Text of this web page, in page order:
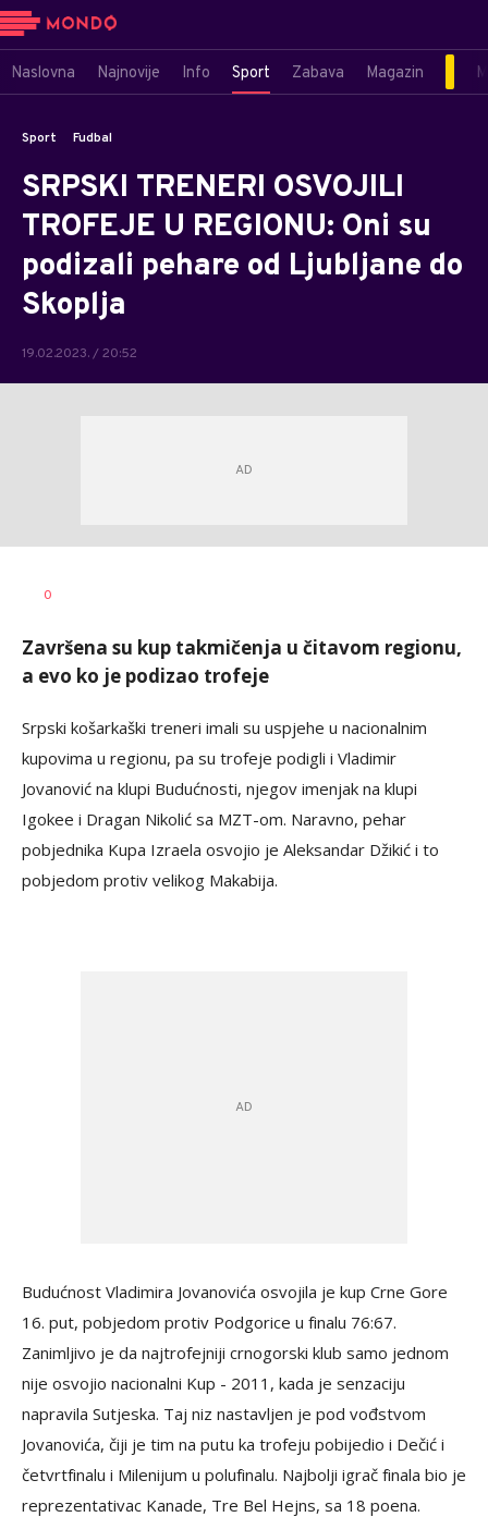
Naslovna Najnovije Info Sport Zabava Magazin
Sport Fudbal
SRPSKI TRENERI OSVOJILI
TROFEJE U REGIONU: Oni su
podizali pehare od Ljubljane do
Skoplja
19.02.2023. / 20:52
AUTOR
0
Završena su kup takmičenja u čitavom regionu,
a evo ko je podizao trofeje
Srpski košarkaški treneri imali su uspjehe u nacionalnim
kupovima u regionu, pa su trofeje podigli i Vladimir
Jovanović na klupi Budućnosti, njegov imenjak na klupi
Igokee i Dragan Nikolić sa MZT-om. Naravno, pehar
pobjednika Kupa Izraela osvojio je Aleksandar Džikić i to
pobjedom protiv velikog Makabija.
Budućnost Vladimira Jovanovića osvojila je kup Crne Gore
16. put, pobjedom protiv Podgorice u finalu 76:67.
Zanimljivo je da najtrofejniji crnogorski klub samo jednom
nije osvojio nacionalni Kup - 2011, kada je senzaciju
napravila Sutjeska. Taj niz nastavljen je pod vođstvom
Jovanovića, čiji je tim na putu ka trofeju pobijedio i Dečić i
četvrtfinalu i Milenijum u polufinalu. Najbolji igrač finala bio je
reprezentativac Kanade, Tre Bel Hejns, sa 18 poena.